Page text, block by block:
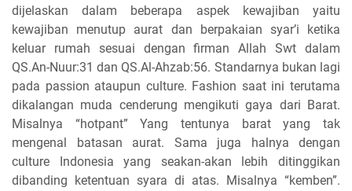
dijelaskan dalam beberapa aspek kewajiban yaitu
kewajiban menutup aurat dan berpakaian syar’i ketika
keluar rumah sesuai dengan firman Allah Swt dalam
QS.An-Nuur:31 dan QS.Al-Ahzab:56. Standarnya bukan lagi
pada passion ataupun culture. Fashion saat ini terutama
dikalangan muda cenderung mengikuti gaya dari Barat.
Misalnya “hotpant” Yang tentunya barat yang tak
mengenal batasan aurat. Sama juga halnya dengan
culture Indonesia yang seakan-akan lebih ditinggikan
dibanding ketentuan syara di atas. Misalnya “kemben”.